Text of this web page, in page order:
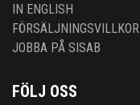
IN ENGLISH
FÖRSÄLJNINGSVILLKOR
JOBBA PÅ SISAB
FÖLJ OSS